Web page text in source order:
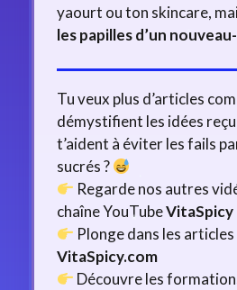
yaourt ou ton skincare,
les papilles d’un
Tu veux plus d’articles
démystifient les idées
t’aident à éviter les fails
sucrés ?
Regarde nos autres
chaîne YouTubeVitaSpicy
Plonge dans les
VitaSpicy.com
Découvre les